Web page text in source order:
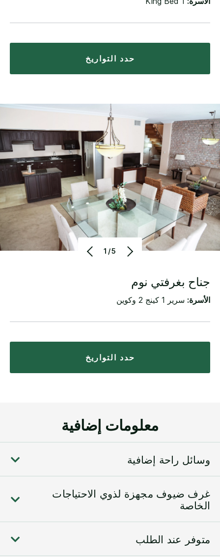
حدد التواريخ
1/5
جناح بغرفتي نوم
الأسرة: سرير 1 كينج 2 وكوين
حدد التواريخ
معلومات إضافية
وسائل راحة إضافية
غرف ضيوف مجهزة لذوي الاحتياجات
الخاصة
متوفر عند الطلب